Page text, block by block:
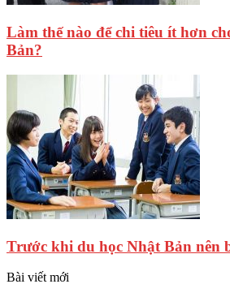
Làm thế nào để chi tiêu ít hơn
Bản?
Trước khi du học Nhật Bản nên
Bài viết mới